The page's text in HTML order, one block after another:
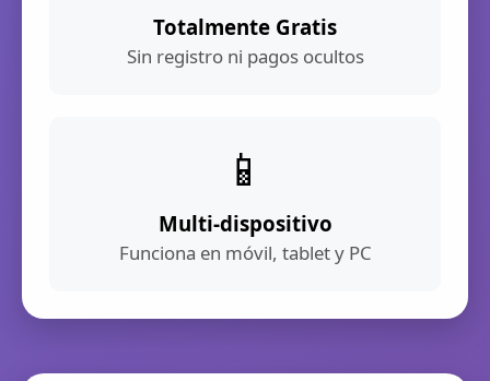
Totalmente Gratis
Sin registro ni pagos ocultos
📱
Multi-dispositivo
Funciona en móvil, tablet y PC